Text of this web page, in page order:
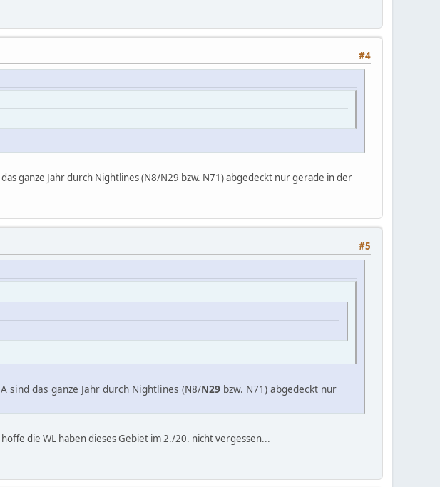
#4
ganze Jahr durch Nightlines (N8/N29 bzw. N71) abgedeckt nur gerade in der
#5
sind das ganze Jahr durch Nightlines (N8/N29 bzw. N71) abgedeckt nur
die WL haben dieses Gebiet im 2./20. nicht vergessen...